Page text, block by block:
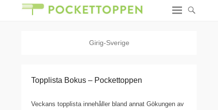
Girig-Sverige
Topplista Bokus – Pockettoppen
Veckans topplista innehåller bland annat Gökungen av